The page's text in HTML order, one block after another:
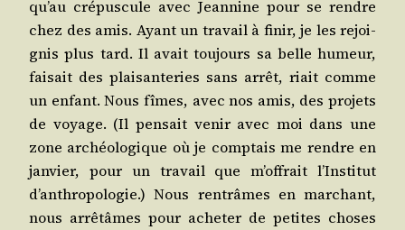
qu’au cré­pus­cule avec Jean­nine pour se rendre
chez des amis. Ayant un tra­vail à finir, je les rejoi­
gnis plus tard. Il avait tou­jours sa belle humeur,
fai­sait des plai­san­te­ries sans arrêt, riait comme
un enfant. Nous fîmes, avec nos amis, des pro­jets
de voyage. (Il pen­sait venir avec moi dans une
zone archéo­lo­gique où je comp­tais me rendre en
jan­vier, pour un tra­vail que m’offrait l’Institut
d’anthropologie.) Nous ren­trâmes en mar­chant,
nous arrê­tâmes pour ache­ter de petites choses